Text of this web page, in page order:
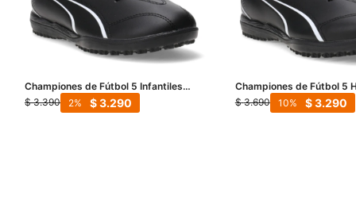
Championes de Fútbol 5 Infantiles
Puma Vitoria TT - Negro - Blanco
$ 3.390 $3.290
2
Championes de Fútbol 5
Puma Vitoria TT - Negro -
$ 3.690 $3.290
10